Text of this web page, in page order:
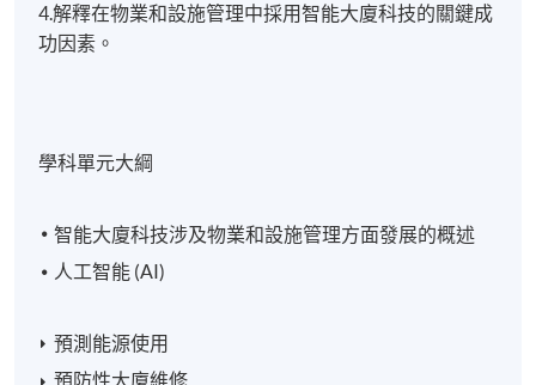
4.解釋在物業和設施管理中採用智能大廈科技的關鍵成
功因素。
學科單元大綱
智能大廈科技涉及物業和設施管理方面發展的概述
人工智能 (AI)
預測能源使用
預防性大廈維修